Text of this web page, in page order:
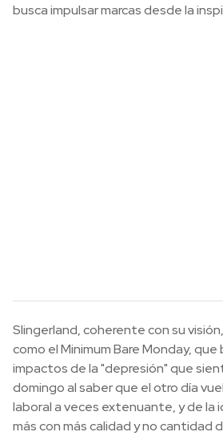
busca impulsar marcas desde la
Slingerland, coherente con su
como el Minimum Bare Monday, que
impactos de la "depresión" que
domingo al saber que el otro día
laboral a veces extenuante, y de la
más con más calidad y no cantidad